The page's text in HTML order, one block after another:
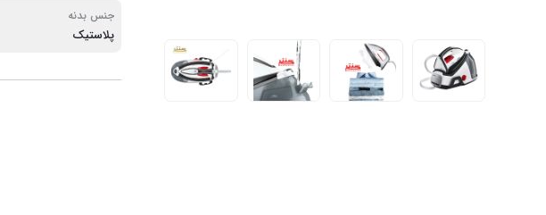
جنس بدنه
پلاستیک